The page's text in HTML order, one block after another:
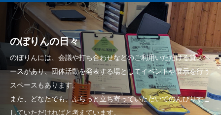
のぼりんの日々
のぼりんには、会議や打ち合わせなどのご利用いただける貸スペ
ースがあり、団体活動を発表する場としてイベントや展示を行う
スペースもあります。
また、どなたでも、ふらっと立ち寄っていただいてのんびりすご
していただければと考えています。